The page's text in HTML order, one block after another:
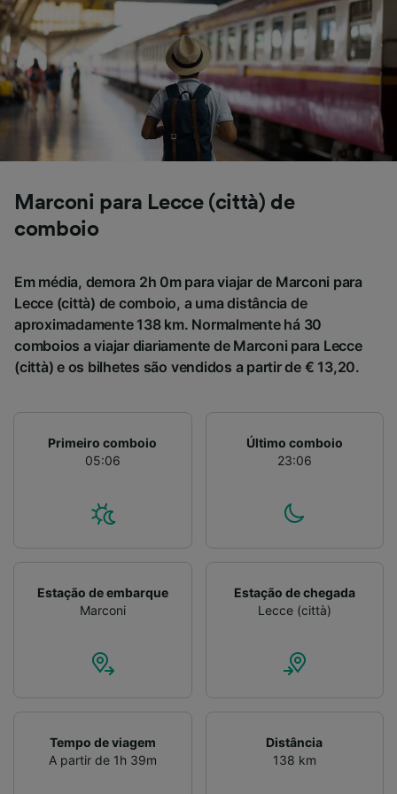
Marconi para Lecce (città) de
comboio
Em média, demora 2h 0m para viajar de Marconi para
Lecce (città) de comboio, a uma distância de
aproximadamente 138 km. Normalmente há 30
comboios a viajar diariamente de Marconi para Lecce
(città) e os bilhetes são vendidos a partir de € 13,20.
Primeiro comboio
05:06
Último comboio
23:06
Estação de embarque
Marconi
Estação de chegada
Lecce (città)
Tempo de viagem
A partir de 1h 39m
Distância
138 km
afetarão os dados de navegação. Seus dados
não serão utilizados para fins de rastreamento
se você tiver pedido para não ser rastreado.
Nós e nossos parceiros processamos os
dados para fornecer:
Usar dados exatos de geolocalização.
Verificar ativamente as características do
Publicidade e conteúdo personalizados,
medição de publicidade e conteúdo, pesquisa
de público e desenvolvimento de serviços..
Lista de parceiros (fornecedores)